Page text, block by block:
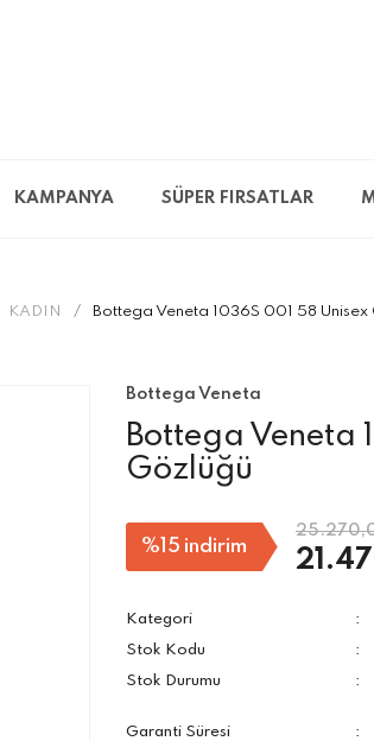
KAMPANYA SÜPER FIRSATLAR
KADIN Bottega Veneta 1036S 001 58 Unisex
Bottega Veneta
Bottega Veneta
Gözlüğü
%15 indirim
Kategori
Stok Kodu
Stok Durumu
Garanti Süresi